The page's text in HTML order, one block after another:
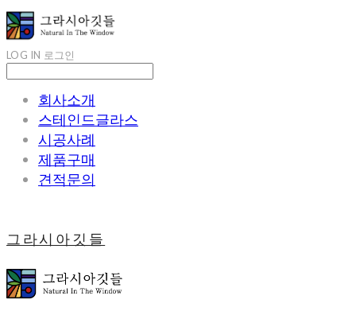
LOG IN 로그인
회사소개
스테인드글라스
시공사례
제품구매
견적문의
그라시아깃들